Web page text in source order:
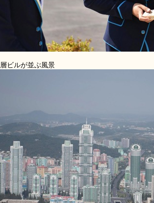
ビルが並ぶ風景